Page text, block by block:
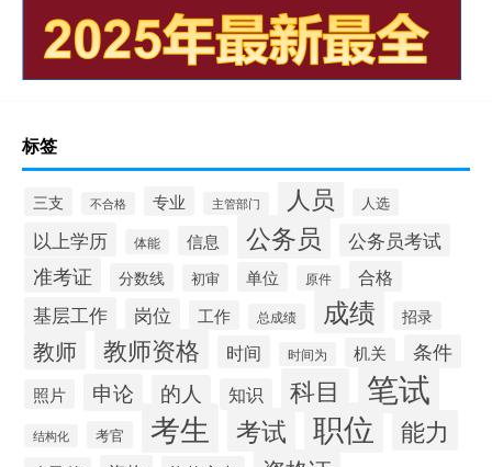
标签
三支 不合格 专业 主管部门 人员 人选
以上学历 体能 信息 公务员 公务员考试
准考证 分数线 初审 单位 原件 合格
基层工作 岗位 工作 总成绩 成绩 招录
教师 教师资格 时间 时间为 机关 条件
照片 申论 的人 知识 科目 笔试
结构化 考官 考生 考试 职位 能力